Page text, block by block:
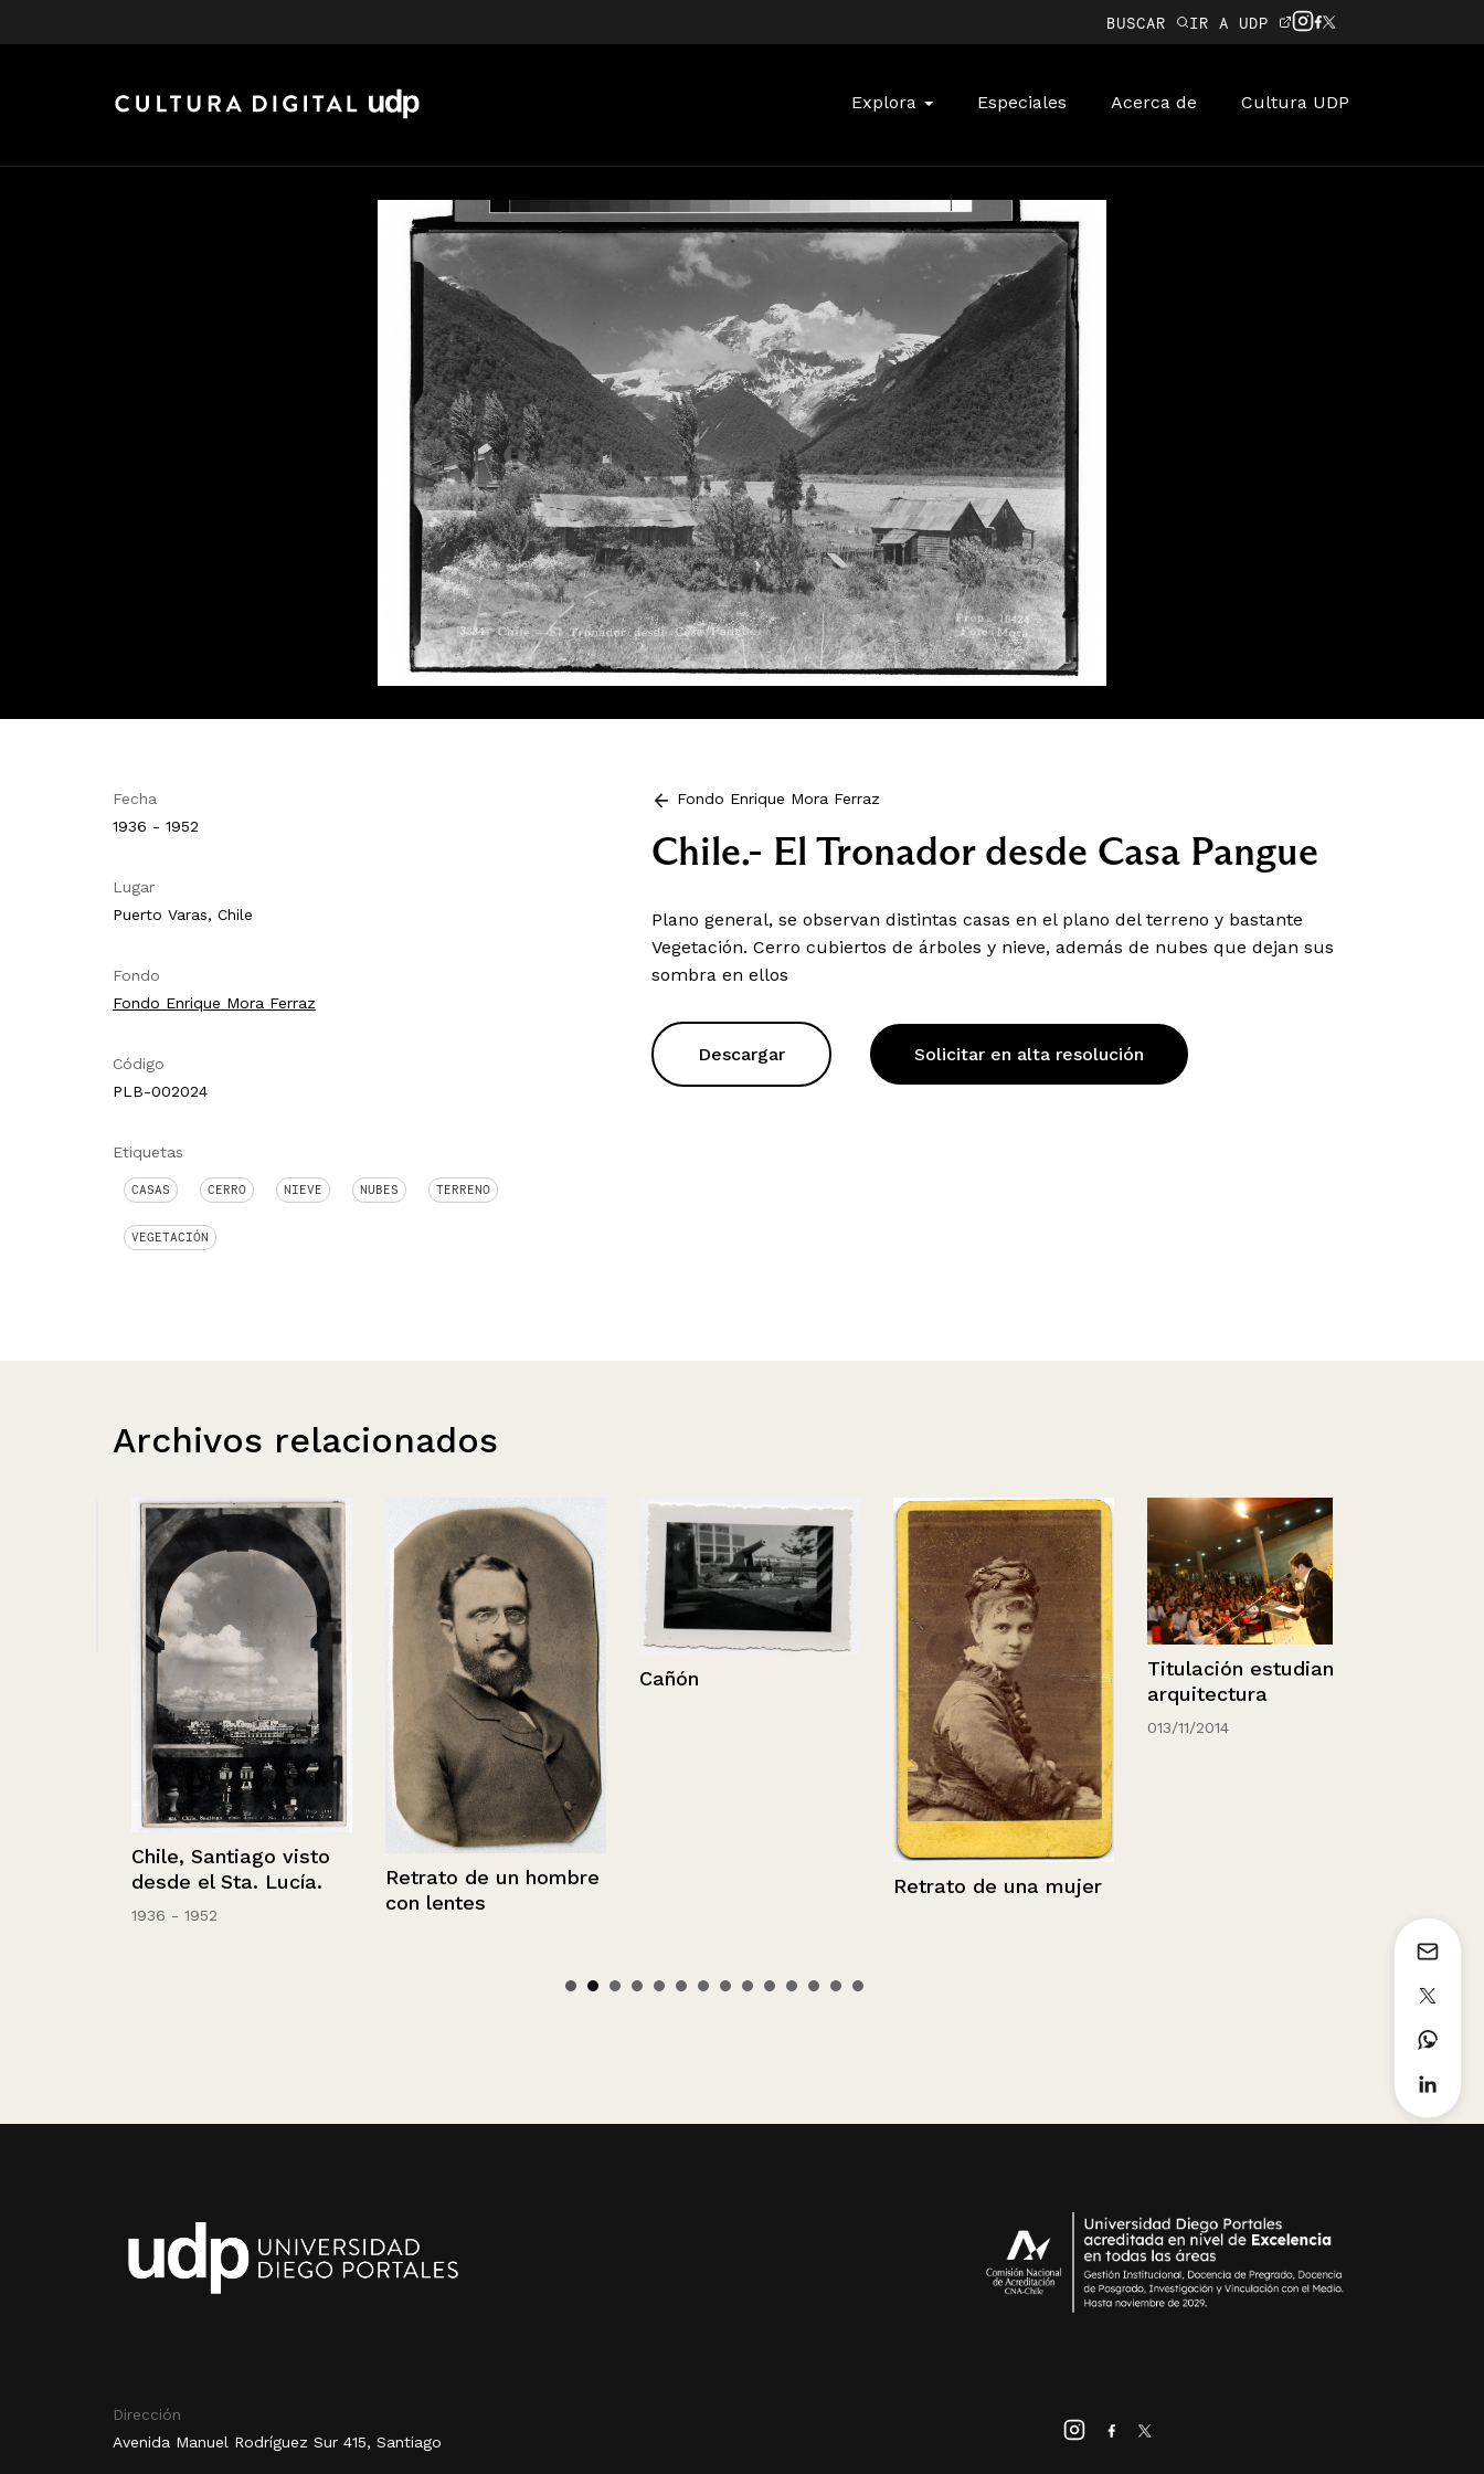
BUSCAR IR A UDP
Explora Especiales Acerca de Cultura UDP
Fecha
1936 - 1952
Lugar
Puerto Varas, Chile
Fondo
Fondo Enrique Mora Ferraz
Código
PLB-002024
Etiquetas
CASAS CERRO NIEVE NUBES TERRENO
VEGETACIÓN
Fondo Enrique Mora Ferraz
Chile.- El Tronador desde Casa Pangue
Plano general, se observan distintas casas en el plano del terreno y bastante
Vegetación. Cerro cubiertos de árboles y nieve, además de nubes que dejan sus
sombra en ellos
Descargar Solicitar en alta resolución
Archivos relacionados
Chile, Santiago visto
desde el Sta. Lucía.
1936 - 1952
Retrato de un hombre
con lentes
Cañón
Retrato de una mujer
Titulación estudiantes
arquitectura
013/11/2014
Dirección
Avenida Manuel Rodríguez Sur 415, Santiago